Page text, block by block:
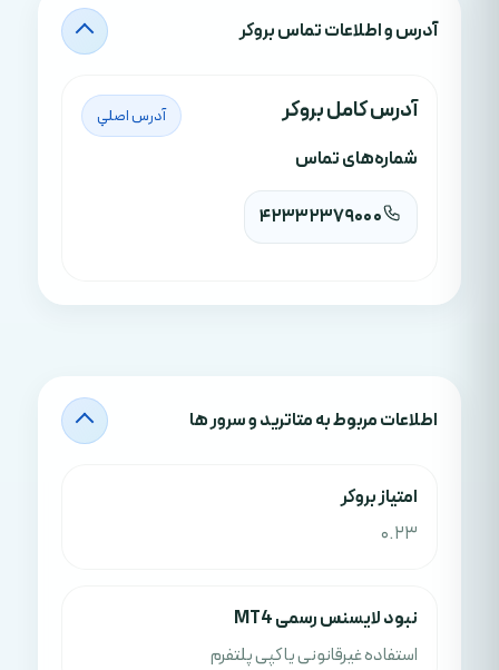
آدرس‌ و اطلاعات تماس بروکر
آدرس کامل بروکر آدرس اصلي
شماره‌های تماس
42332379000
اطلاعات مربوط به متاترید و سرور ها
امتياز بروکر
0.23
نبود لایسنس رسمی MT4
استفاده غیرقانونی یا کپی پلتفرم